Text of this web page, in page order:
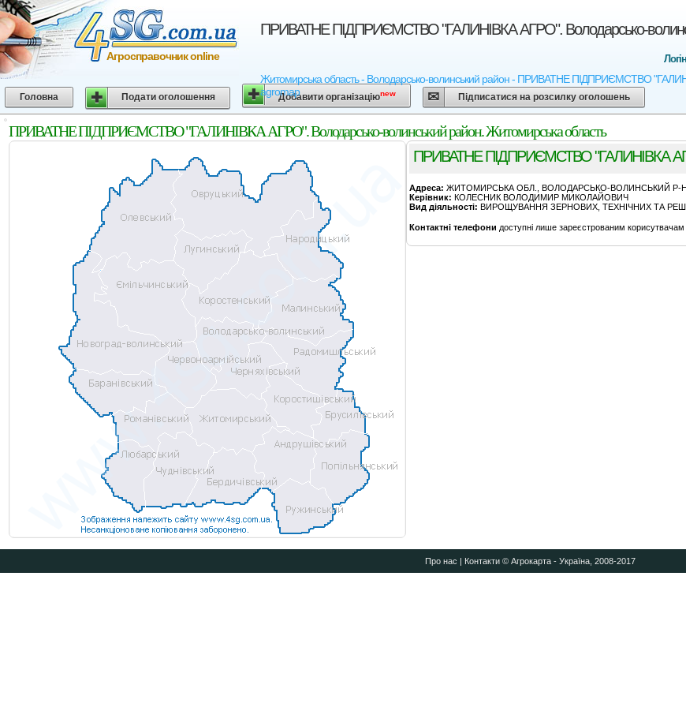
ПРИВАТНЕ ПIДПРИЄМСТВО "ГАЛИНIВКА АГРО". Володарсько-
Житомирська область - Володарсько-волинський район - ПРИВАТНЕ ПIДПРИЄМСТВО
agromap
Агросправочник online
Головна Подати оголошення Добавити організаціюnew Підписатися на розсилку оголошень
ПРИВАТНЕ ПIДПРИЄМСТВО "ГАЛИНIВКА АГРО". Володарсько-волинський район. Житомирська область
ПРИВАТНЕ ПIДПРИЄМСТВО "ГАЛИНIВКА
Адреса: ЖИТОМИРСЬКА ОБЛ., ВОЛОДАРСЬКО-ВОЛИНСЬКИЙ Р-
Керівник: КОЛЕСНИК ВОЛОДИМИР МИКОЛАЙОВИЧ
Вид діяльності: ВИРОЩУВАННЯ ЗЕРНОВИХ, ТЕХНІЧНИХ ТА
Контактні телефони доступні лише зареєстрованим
Про нас | Контакти© Агрокарта - Україна, 2008-2017